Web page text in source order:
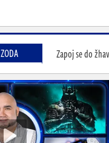
Zapoj se do